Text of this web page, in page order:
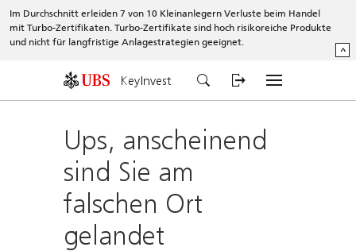
Im Durchschnitt erleiden 7 von 10 Kleinanlegern Verluste beim Handel
mit Turbo-Zertifikaten. Turbo-Zertifikate sind hoch risikoreiche Produkte
und nicht für langfristige Anlagestrategien geeignet.
^
KeyInvest
Ups, anscheinend
sind Sie am
falschen Ort
gelandet